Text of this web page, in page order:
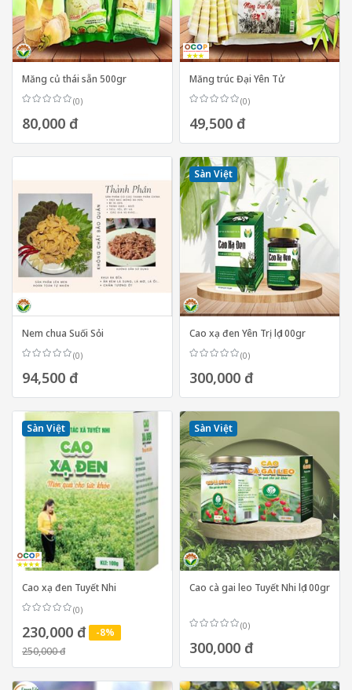
Măng củ thái sẵn 500gr
(0)
80,000 đ
Măng trúc Đại Yên Tử
(0)
49,500 đ
Nem chua Suối Sỏi
(0)
94,500 đ
Sàn Việt
Cao xạ đen Yên Trị lọ 100gr
(0)
300,000 đ
Sàn Việt
Cao xạ đen Tuyết Nhi
(0)
230,000 đ
-8%
250,000 đ
Sàn Việt
Cao cà gai leo Tuyết Nhi lọ 100gr
(0)
300,000 đ